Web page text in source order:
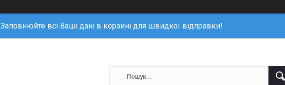
Заповнюйте всі Ваші дані в корзині для швидкої відправки!